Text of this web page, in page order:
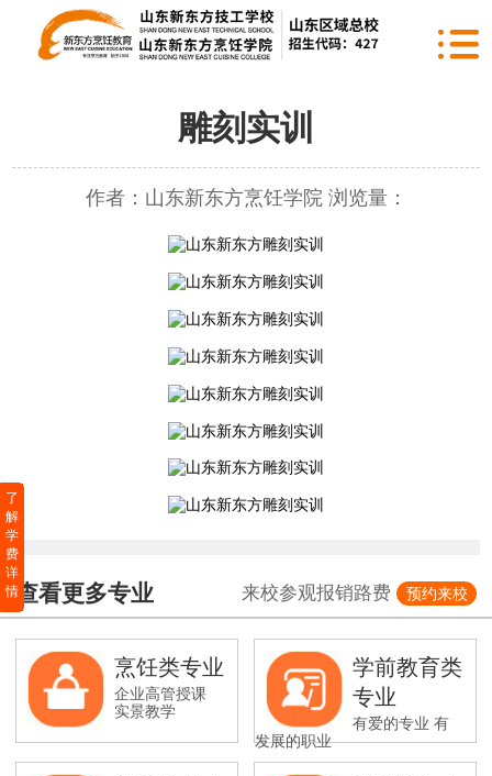
雕刻实训
作者：山东新东方烹饪学院 浏览量：
查看更多专业 来校参观报销路费 预约来校
烹饪类专业
企业高管授课
实景教学
学前教育类
专业
有爱的专业 有
发展的职业
了
解
学
费
详
情